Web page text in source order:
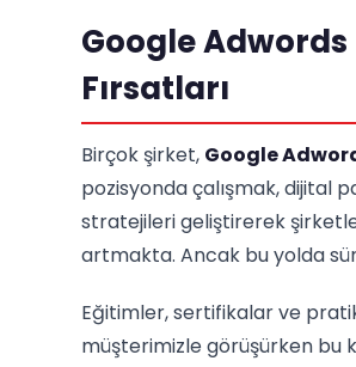
Google
Fırsatları
Birçok şirket, Google
pozisyonda çalışmak, dijital
stratejileri geliştirerek
artmakta. Ancak bu yolda
Eğitimler, sertifikalar ve
müşterimizle görüşürken bu